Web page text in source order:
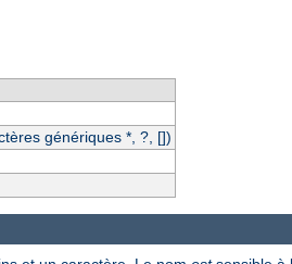
génériques *, ?, [])